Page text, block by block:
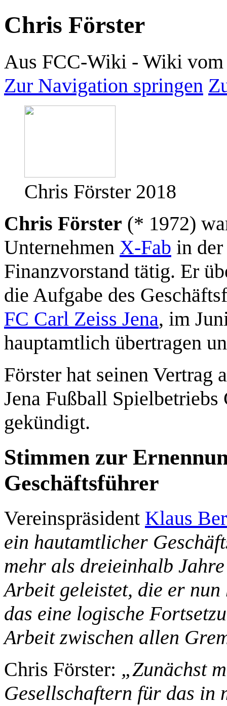
Chris Förster
Aus FCC-Wiki - Wiki vom
Zur Navigation springen
Chris Förster 2018
Chris Förster (* 1972)
Unternehmen X-Fab in
Finanzvorstand tätig. Er
die Aufgabe des
FC Carl Zeiss Jena, im
hauptamtlich übertragen
Förster hat seinen Vertrag
Jena Fußball
gekündigt.
Stimmen zur
Geschäftsführer
Vereinspräsident Klaus
ein hautamtlicher
mehr als dreieinhalb
Arbeit geleistet, die er
das eine logische
Arbeit zwischen allen
Chris Förster: „Zunächst
Gesellschaftern für das in